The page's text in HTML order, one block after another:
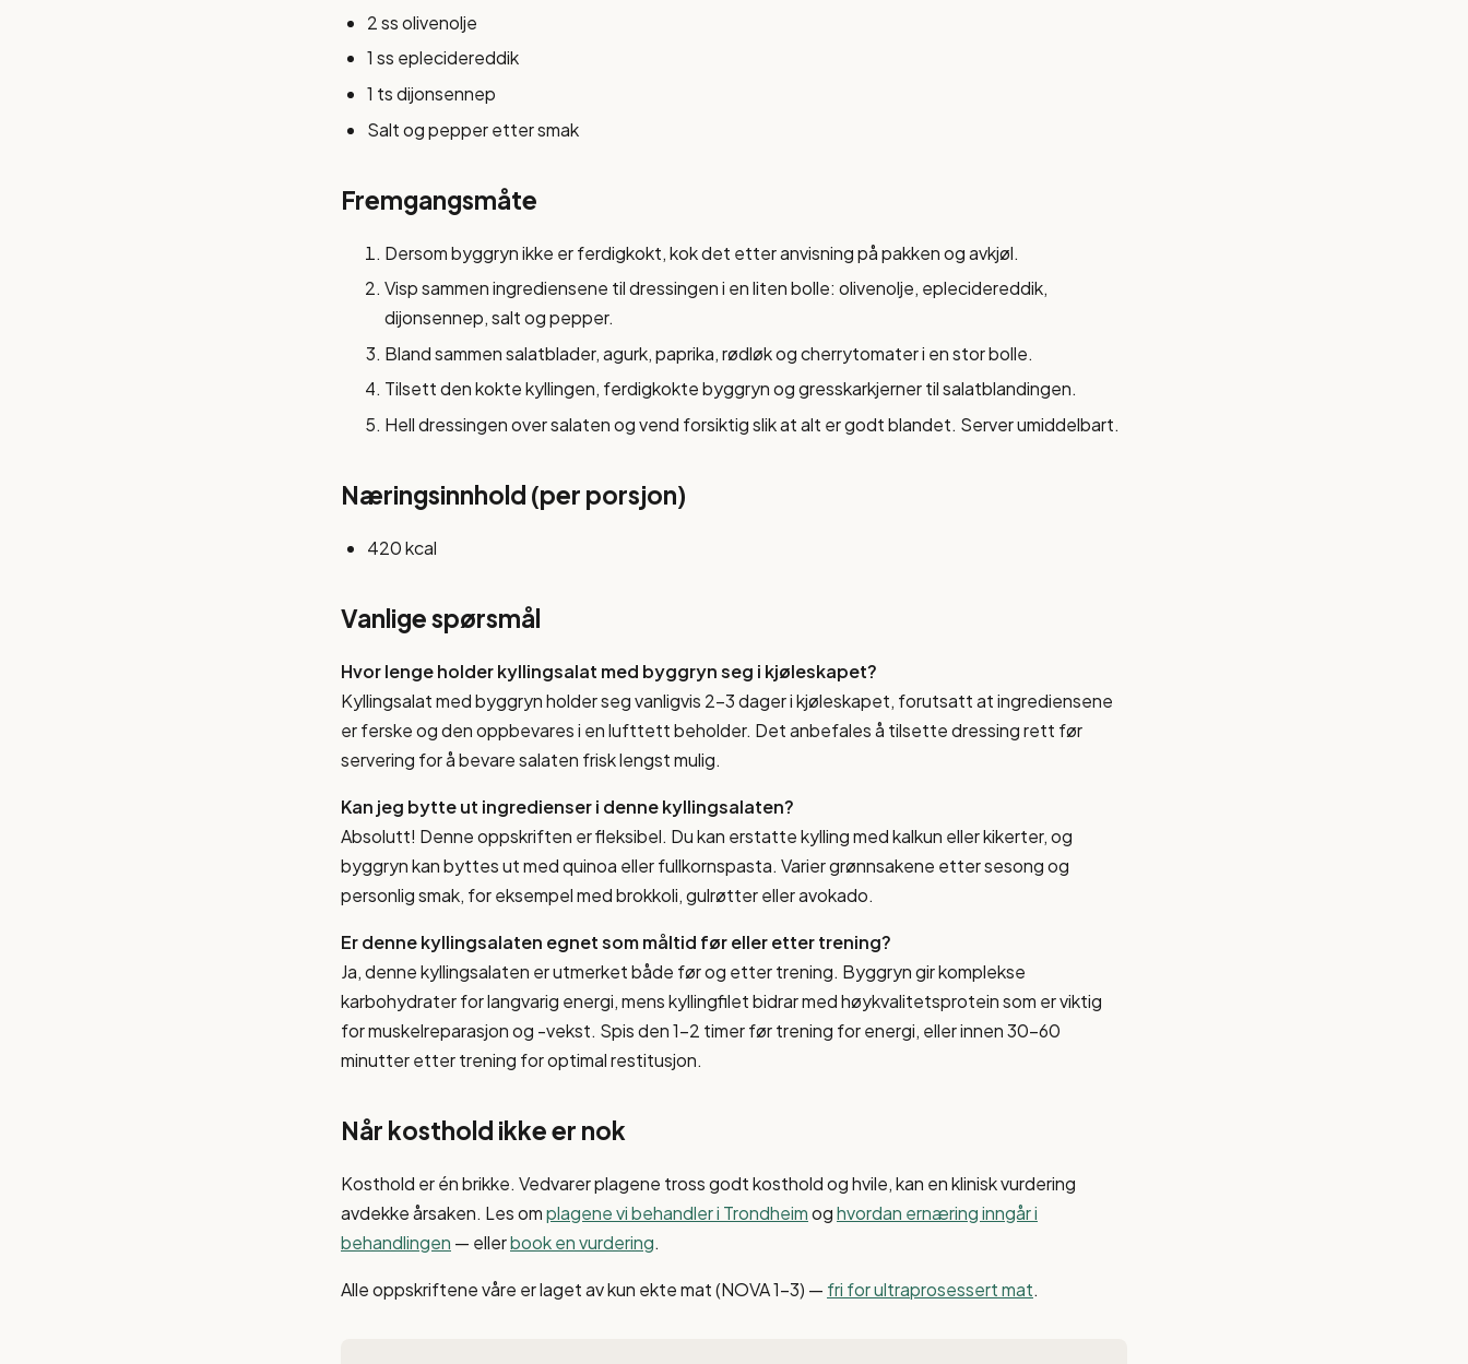
2 ss olivenolje
1 ss eplecidereddik
1 ts dijonsennep
Salt og pepper etter smak
Fremgangsmåte
Dersom byggryn ikke er ferdigkokt, kok det etter anvisning på pakken og avkjøl.
Visp sammen ingrediensene til dressingen i en liten bolle: olivenolje, eplecidereddik,
dijonsennep, salt og pepper.
Bland sammen salatblader, agurk, paprika, rødløk og cherrytomater i en stor bolle.
Tilsett den kokte kyllingen, ferdigkokte byggryn og gresskarkjerner til salatblandingen.
Hell dressingen over salaten og vend forsiktig slik at alt er godt blandet. Server umiddelbart.
Næringsinnhold (per porsjon)
420 kcal
Vanlige spørsmål
Hvor lenge holder kyllingsalat med byggryn seg i kjøleskapet?
Kyllingsalat med byggryn holder seg vanligvis 2-3 dager i kjøleskapet, forutsatt at ingrediensene
er ferske og den oppbevares i en lufttett beholder. Det anbefales å tilsette dressing rett før
servering for å bevare salaten frisk lengst mulig.
Kan jeg bytte ut ingredienser i denne kyllingsalaten?
Absolutt! Denne oppskriften er fleksibel. Du kan erstatte kylling med kalkun eller kikerter, og
byggryn kan byttes ut med quinoa eller fullkornspasta. Varier grønnsakene etter sesong og
personlig smak, for eksempel med brokkoli, gulrøtter eller avokado.
Er denne kyllingsalaten egnet som måltid før eller etter trening?
Ja, denne kyllingsalaten er utmerket både før og etter trening. Byggryn gir komplekse
karbohydrater for langvarig energi, mens kyllingfilet bidrar med høykvalitetsprotein som er viktig
for muskelreparasjon og -vekst. Spis den 1-2 timer før trening for energi, eller innen 30-60
minutter etter trening for optimal restitusjon.
Når kosthold ikke er nok
Kosthold er én brikke. Vedvarer plagene tross godt kosthold og hvile, kan en klinisk vurdering
avdekke årsaken. Les omplagene vi behandler i Trondheimoghvordan ernæring inngår i
behandlingen — ellerbook en vurdering.
Alle oppskriftene våre er laget av kun ekte mat (NOVA 1–3) — fri for ultraprosessert mat.